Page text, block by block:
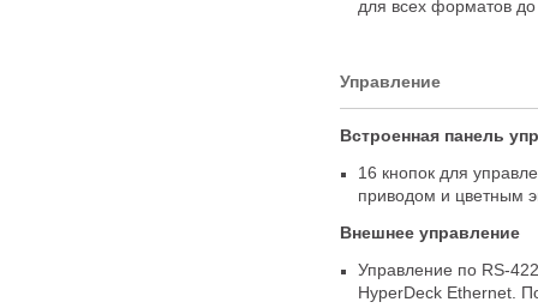
для всех форматов
Управление
Встроенная панель
16 кнопок для
приводом и цветным
Внешнее управление
Управление по RS-422
HyperDeck Ethernet.